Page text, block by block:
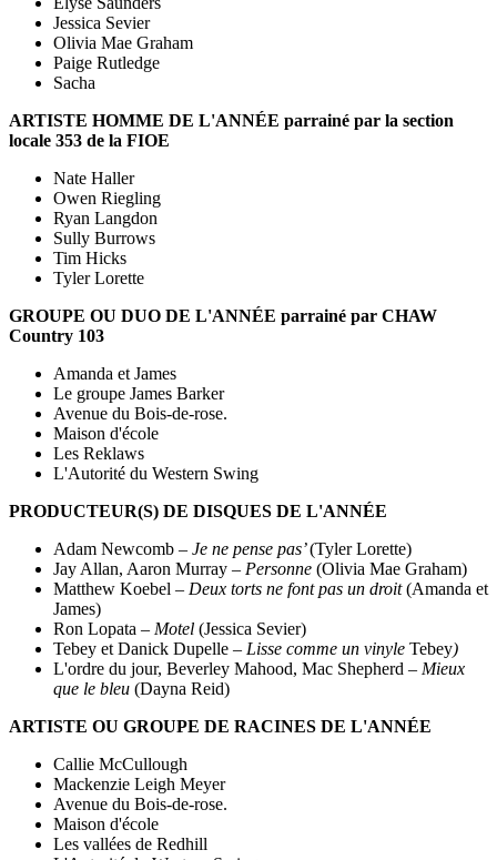
Jessica Sevier
Olivia Mae Graham
Paige Rutledge
Sacha
ARTISTE HOMME DE L'ANNÉE parrainé par la section
locale 353 de la FIOE
Nate Haller
Owen Riegling
Ryan Langdon
Sully Burrows
Tim Hicks
Tyler Lorette
GROUPE OU DUO DE L'ANNÉE parrainé par CHAW
Country 103
Amanda et James
Le groupe James Barker
Avenue du Bois-de-rose.
Maison d'école
Les Reklaws
L'Autorité du Western Swing
PRODUCTEUR(S) DE DISQUES DE L'ANNÉE
Adam Newcomb – Je ne pense pas’(Tyler Lorette)
Jay Allan, Aaron Murray – Personne (Olivia Mae Graham)
Matthew Koebel – Deux torts ne font pas un droit(Amanda et
James)
Ron Lopata – Motel (Jessica Sevier)
Tebey et Danick Dupelle – Lisse comme un vinyle Tebey)
L'ordre du jour, Beverley Mahood, Mac Shepherd – Mieux
que le bleu (Dayna Reid)
ARTISTE OU GROUPE DE RACINES DE L'ANNÉE
Callie McCullough
Mackenzie Leigh Meyer
Avenue du Bois-de-rose.
Maison d'école
Les vallées de Redhill